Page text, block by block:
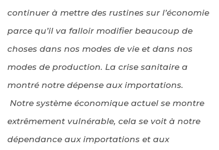
continuer à mettre des rustines sur l’économie
parce qu’il va falloir modifier beaucoup de
choses dans nos modes de vie et dans nos
modes de production. La crise sanitaire a
montré notre dépense aux importations.
Notre système économique actuel se montre
extrêmement vulnérable, cela se voit à notre
dépendance aux importations et aux